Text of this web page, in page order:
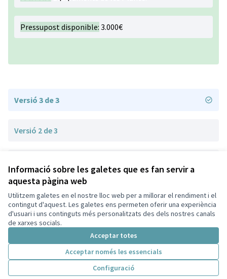
Informació sobre les galetes que es fan servir a
aquesta pàgina web
Utilitzem galetes en el nostre lloc web per a millorar el rendiment i el
contingut d'aquest. Les galetes ens permeten oferir una experiència
d'usuari i uns continguts més personalitzats des dels nostres canals
de xarxes socials.
Acceptar totes
Acceptar només les essencials
Configuració
Pressupost disponible: 3.000€
Versió 3 de 3
Versió 2 de 3
Termes i condicions d'ús
Configuració de les galetes
Decidim Sant Cugat a X
(Enllaç extern)
Decidim Sant Cugat a Facebook
Decidim Sant Cugat a Instagram
Decidim Sant Cugat a GitHub
(Enllaç extern)
Web creada ambprogramari lliure .
Amb
(Enllaç